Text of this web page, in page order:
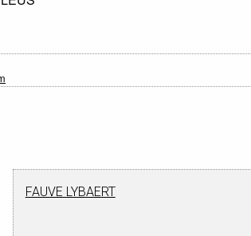
FAUVE LYBAERT